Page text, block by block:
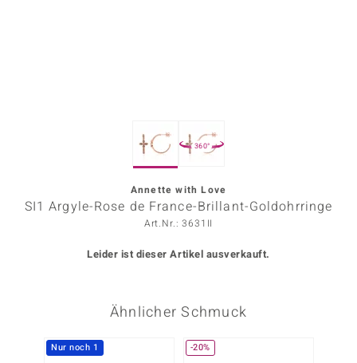
360°
Annette with Love
SI1 Argyle-Rose de France-Brillant-Goldohrringe
Art.Nr.: 3631II
Leider ist dieser Artikel ausverkauft.
Ähnlicher Schmuck
Nur noch 1 -20%